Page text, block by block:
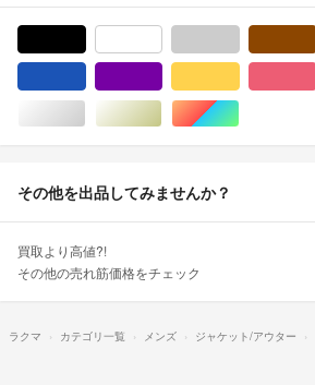
シルバー/銀色系ゴールド/金色系マルチカラー
その他を出品してみませんか？
買取より高値?!
その他の売れ筋価格をチェック
ラクマ カテゴリ一覧 メンズ ジャケット/アウター